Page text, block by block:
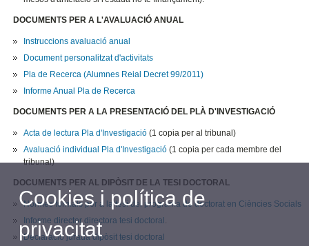
DOCUMENTS PER A L'AVALUACIÓ ANUAL
Instruccions avaluació anual
Document personalitzat d'activitats
Plade Recerca (Alumnes Reial Decret 99/2011)
Informe Anual Pla de Recerca
DOCUMENTS PER A LA PRESENTACIÓ DEL PLÀ D'INVESTIGACIÓ
Acta de lectura Pla d'Investigació (1 copia per al tribunal)
Avaluació individual Pla d'Investigació (1 copia per cada membre del
tribunal)
DOCUMENTS PER AL DIPÒSIT DE LA TESI DOCTORAL
Normes formals per a la tesi del programa de doctorat en Ciències Socials
Informe director directora tesi doctoral .
Declaració jurada dipòsit tesi doctoral
Cookies i política de
privacitat